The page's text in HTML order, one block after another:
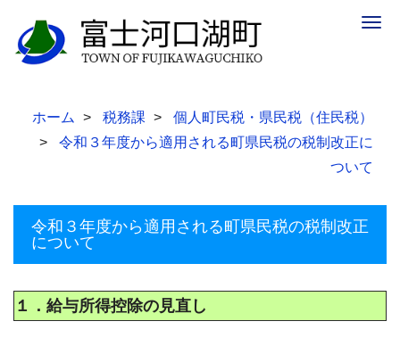
ホーム 税務課
個人町民税・県民税（住民税）
令和３年度から適用される町県民税の税制改正に
ついて
令和３年度から適用される町県民税の税制改正
について
１．給与所得控除の見直し